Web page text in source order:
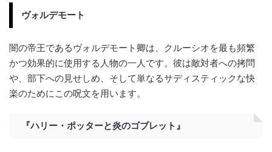
ヴォルデモート
闇の帝王であるヴォルデモート卿は、クルーシオを最も頻繁
かつ効果的に使用する人物の一人です。彼は敵対者への拷問
や、部下への見せしめ、そして単なるサディスティックな快
楽のためにこの呪文を用います。
『ハリー・ポッターと炎のゴブレット』